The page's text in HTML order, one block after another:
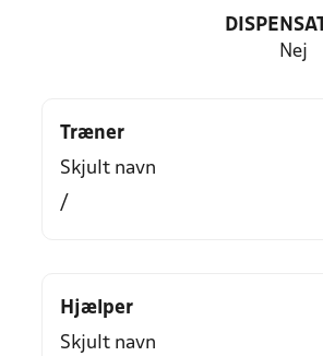
Nej
Træner
Skjult navn
/
Hjælper
Skjult navn